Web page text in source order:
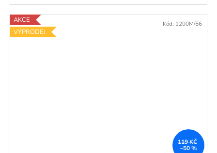
AKCE
VÝPRODEJ
119 KČ
–50 %
Kód: 1200M/56